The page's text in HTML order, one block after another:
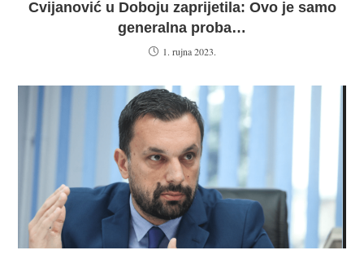
Cvijanović u Doboju zaprijetila: Ovo je samo
generalna proba…
1. rujna 2023.